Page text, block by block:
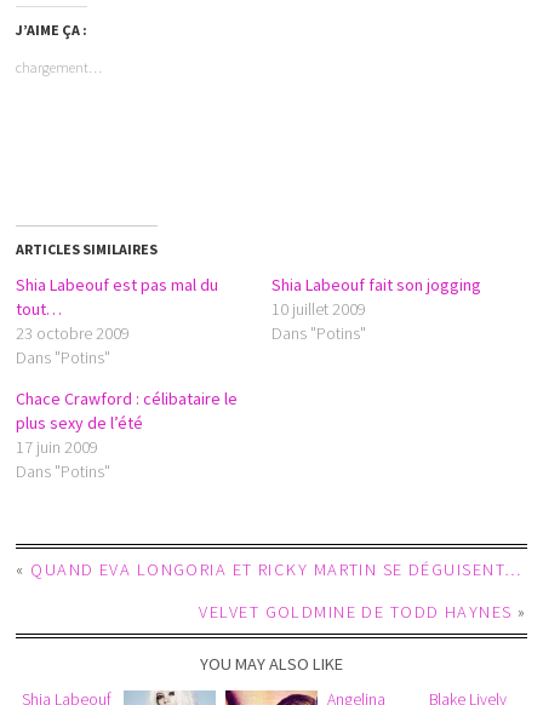
J’AIME ÇA :
chargement…
ARTICLES SIMILAIRES
Shia Labeouf est pas mal du
tout…
23 octobre 2009
Dans "Potins"
Shia Labeouf fait son jogging
10 juillet 2009
Dans "Potins"
Chace Crawford : célibataire le
plus sexy de l’été
17 juin 2009
Dans "Potins"
« QUAND EVA LONGORIA ET RICKY MARTIN SE DÉGUISENT…
VELVET GOLDMINE DE TODD HAYNES »
YOU MAY ALSO LIKE
Shia Labeouf
Angelina
Blake Lively